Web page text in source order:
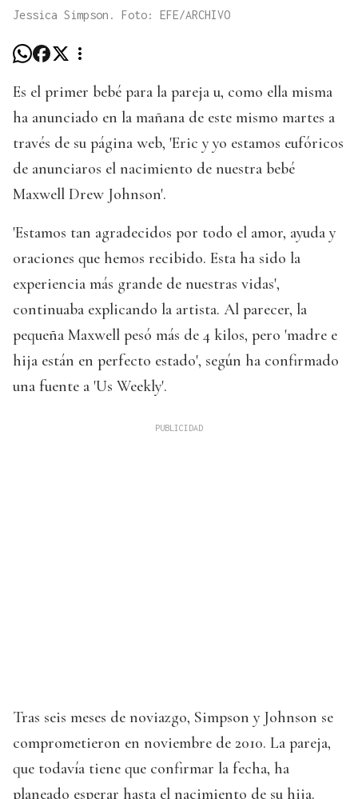
Jessica Simpson. Foto: EFE/ARCHIVO
Es el primer bebé para la pareja u, como ella misma
ha anunciado en la mañana de este mismo martes a
través de su página web, 'Eric y yo estamos eufóricos
de anunciaros el nacimiento de nuestra bebé
Maxwell Drew Johnson'.
'Estamos tan agradecidos por todo el amor, ayuda y
oraciones que hemos recibido. Esta ha sido la
experiencia más grande de nuestras vidas',
continuaba explicando la artista. Al parecer, la
pequeña Maxwell pesó más de 4 kilos, pero 'madre e
hija están en perfecto estado', según ha confirmado
una fuente a 'Us Weekly'.
Tras seis meses de noviazgo, Simpson y Johnson se
comprometieron en noviembre de 2010. La pareja,
que todavía tiene que confirmar la fecha, ha
planeado esperar hasta el nacimiento de su hija.